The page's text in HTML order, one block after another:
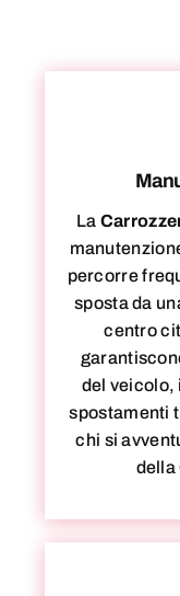
La
percorre
sposta da
centro
del veicolo,
spostamenti
chi si
della